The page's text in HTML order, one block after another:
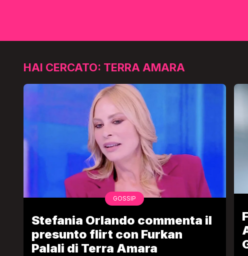
HAI CERCATO: TERRA AMARA
GOSSIP
Stefania Orlando commenta il
presunto flirt con Furkan
Palali di Terra Amara